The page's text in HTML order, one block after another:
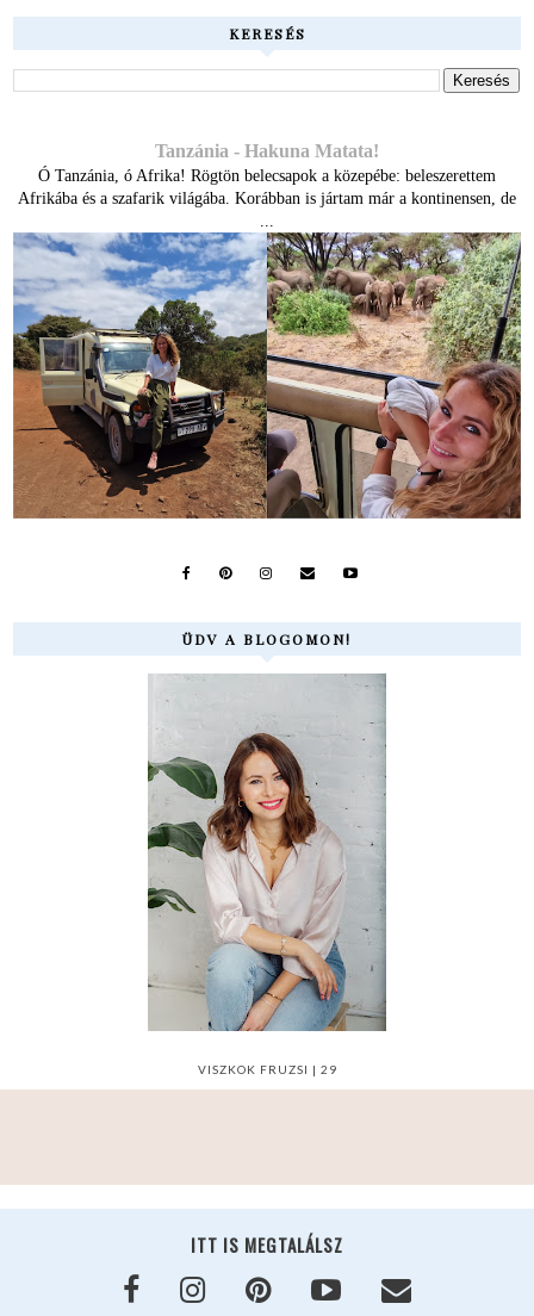
KERESÉS
Tanzánia - Hakuna Matata!
Ó Tanzánia, ó Afrika! Rögtön belecsapok a közepébe: beleszerettem
Afrikába és a szafarik világába. Korábban is jártam már a kontinensen, de
...
ÜDV A BLOGOMON!
VISZKOK FRUZSI | 29
ITT IS MEGTALÁLSZ